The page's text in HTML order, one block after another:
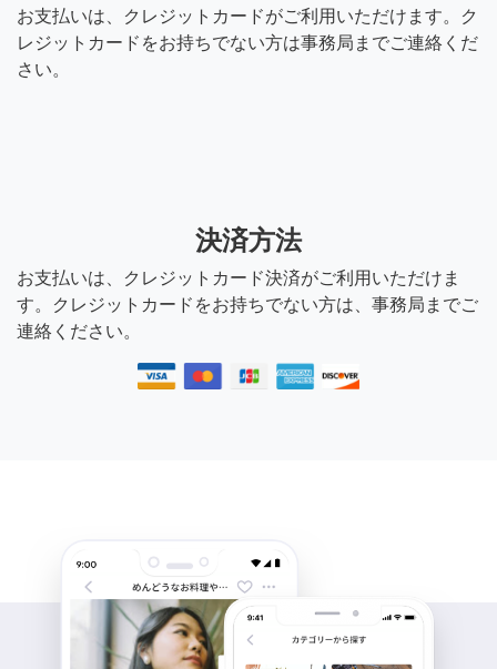
お支払いは、クレジットカードがご利用いただけます。ク
レジットカードをお持ちでない方は事務局までご連絡くだ
さい。
決済方法
お支払いは、クレジットカード決済がご利用いただけま
す。クレジットカードをお持ちでない方は、事務局までご
連絡ください。